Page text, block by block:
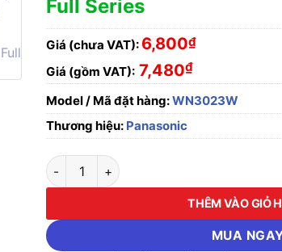
Full Series
Giá (chưa VAT): 6,800₫
Giá (gồm VAT): 7,480₫
Model / Mã đặt hàng:WN3023W
Thương hiệu: Panasonic
Lỗ ra dây điện thoại Panasonic WN3023W
THÊM VÀO GIỎ
MUA